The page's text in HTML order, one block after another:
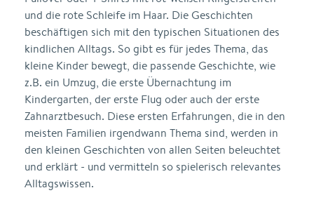
und die rote Schleife im Haar. Die Geschichten
beschäftigen sich mit den typischen Situationen des
kindlichen Alltags. So gibt es für jedes Thema, das
kleine Kinder bewegt, die passende Geschichte, wie
z.B. ein Umzug, die erste Übernachtung im
Kindergarten, der erste Flug oder auch der erste
Zahnarztbesuch. Diese ersten Erfahrungen, die in den
meisten Familien irgendwann Thema sind, werden in
den kleinen Geschichten von allen Seiten beleuchtet
und erklärt - und vermitteln so spielerisch relevantes
Alltagswissen.